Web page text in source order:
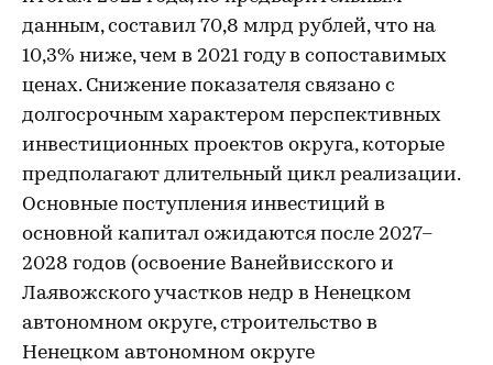
данным, составил 70,8 млрд рублей, что на
10,3% ниже, чем в 2021 году в сопоставимых
ценах. Снижение показателя связано с
долгосрочным характером перспективных
инвестиционных проектов округа, которые
предполагают длительный цикл реализации.
Основные поступления инвестиций в
основной капитал ожидаются после 2027–
2028 годов (освоение Ванейвисского и
Лаявожского участков недр в Ненецком
автономном округе, строительство в
Ненецком автономном округе